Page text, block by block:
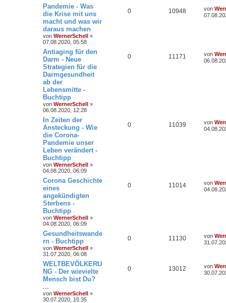
Pandemie - Was
die Krise mit uns
macht und was wir
daraus machen
von WernerSchell »
07.08.2020, 05:58
0 10948 von
Antiaging für den
Darm - Neue
Strategien für die
Darmgesundheit
ab der
Lebensmitte -
Buchtipp
von WernerSchell »
06.08.2020, 12:28
0 11171 von
In Zeiten der
Ansteckung - Wie
die Corona-
Pandemie unser
Leben verändert -
Buchtipp
von WernerSchell »
04.08.2020, 06:09
0 11039 von
Corona Geschichte
eines
angekündigten
Sterbens -
Buchtipp
von WernerSchell »
04.08.2020, 06:09
0 11014 von
Gesundheitswande
rn - Buchtipp
von WernerSchell »
31.07.2020, 06:08
0 11130 von
WELTBEVÖLKERU
NG - Der wievielte
Mensch bist Du?
...
von WernerSchell »
30.07.2020, 15:35
0 13012 von